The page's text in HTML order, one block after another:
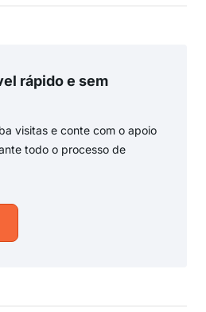
rápido e sem
visitas e conte com o apoio
todo o processo de